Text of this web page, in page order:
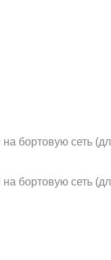
бортовую сеть
бортовую сеть